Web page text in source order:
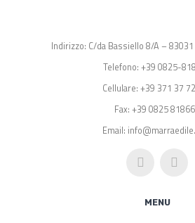
Indirizzo: C/da Bassiello 8/A –
Telefono: +39 0825-
Cellulare: +39 371 37
Fax: +39 0825
Email:
MENU